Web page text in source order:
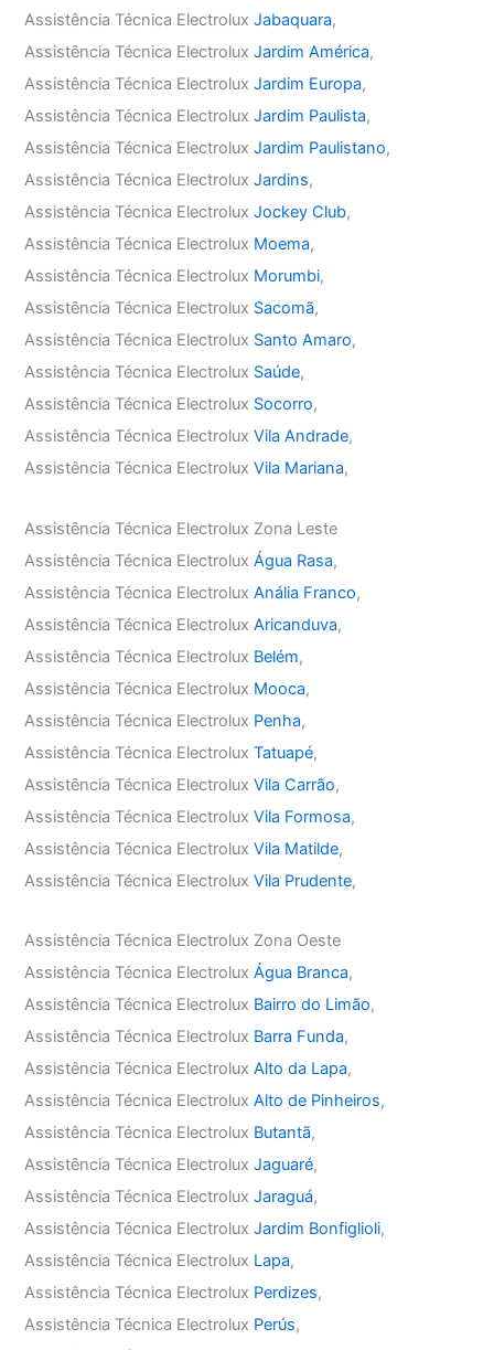
Assistência Técnica ElectroluxJabaquara,
Assistência Técnica ElectroluxJardim América,
Assistência Técnica ElectroluxJardim Europa,
Assistência Técnica ElectroluxJardim Paulista,
Assistência Técnica ElectroluxJardim Paulistano,
Assistência Técnica ElectroluxJardins,
Assistência Técnica ElectroluxJockey Club,
Assistência Técnica Electrolux Moema,
Assistência Técnica Electrolux Morumbi,
Assistência Técnica Electrolux Sacomã,
Assistência Técnica Electrolux Santo Amaro,
Assistência Técnica Electrolux Saúde,
Assistência Técnica Electrolux Socorro,
Assistência Técnica ElectroluxVila Andrade,
Assistência Técnica ElectroluxVila Mariana,
Assistência Técnica Electrolux Zona Leste
Assistência Técnica ElectroluxÁgua Rasa,
Assistência Técnica ElectroluxAnália Franco,
Assistência Técnica ElectroluxAricanduva,
Assistência Técnica Electrolux Belém,
Assistência Técnica Electrolux Mooca,
Assistência Técnica Electrolux Penha,
Assistência Técnica ElectroluxTatuapé,
Assistência Técnica ElectroluxVila Carrão,
Assistência Técnica ElectroluxVila Formosa,
Assistência Técnica ElectroluxVila Matilde,
Assistência Técnica ElectroluxVila Prudente,
Assistência Técnica Electrolux Zona Oeste
Assistência Técnica ElectroluxÁgua Branca,
Assistência Técnica Electrolux Bairro do Limão,
Assistência Técnica Electrolux Barra Funda,
Assistência Técnica ElectroluxAlto da Lapa,
Assistência Técnica ElectroluxAlto de Pinheiros,
Assistência Técnica Electrolux Butantã,
Assistência Técnica ElectroluxJaguaré,
Assistência Técnica ElectroluxJaraguá,
Assistência Técnica ElectroluxJardim Bonfiglioli,
Assistência Técnica Electrolux Lapa,
Assistência Técnica Electrolux Perdizes,
Assistência Técnica Electrolux Perús,